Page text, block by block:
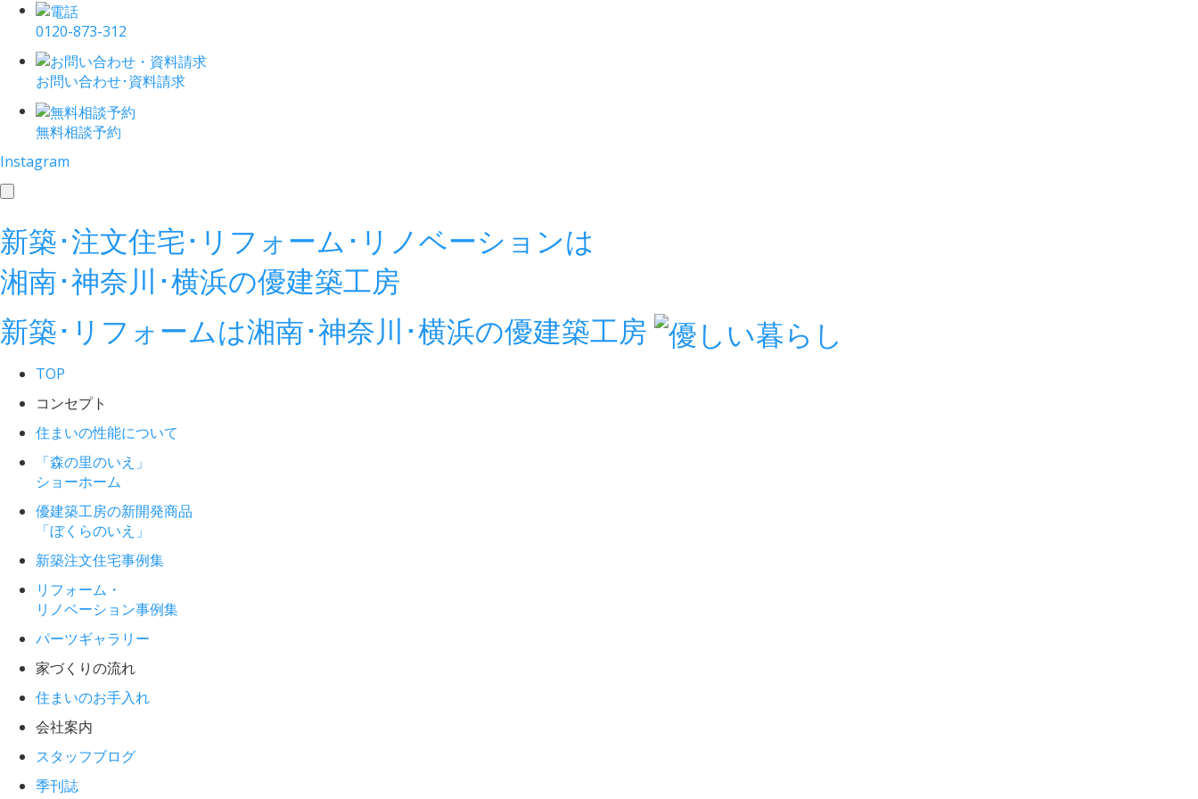
0120-873-312
お問い合わせ･資料請求
無料相談予約
Instagram
toggle
新築･注文住宅･リフォーム･リノベーションは
湘南･神奈川･横浜の優建築工房
新築･リフォームは湘南･神奈川･横浜の優建築工房
TOP
コンセプト
住まいの性能について
「森の里のいえ」
ショーホーム
優建築工房の新開発商品
「ぼくらのいえ」
新築注文住宅事例集
リフォーム・
リノベーション事例集
パーツギャラリー
家づくりの流れ
住まいのお手入れ
会社案内
スタッフブログ
季刊誌